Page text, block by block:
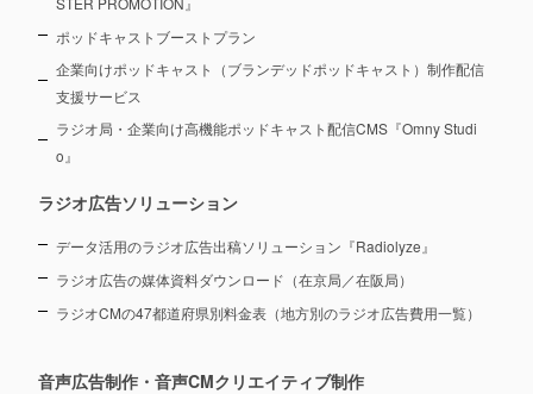
ポッドキャストブーストプラン
企業向けポッドキャスト（ブランデッドポッドキャスト）制作配信
支援サービス
ラジオ局・企業向け高機能ポッドキャスト配信CMS『Omny Studi
o』
ラジオ広告ソリューション
データ活用のラジオ広告出稿ソリューション『Radiolyze』
ラジオ広告の媒体資料ダウンロード（在京局／在阪局）
ラジオCMの47都道府県別料金表（地方別のラジオ広告費用一覧）
音声広告制作・音声CMクリエイティブ制作